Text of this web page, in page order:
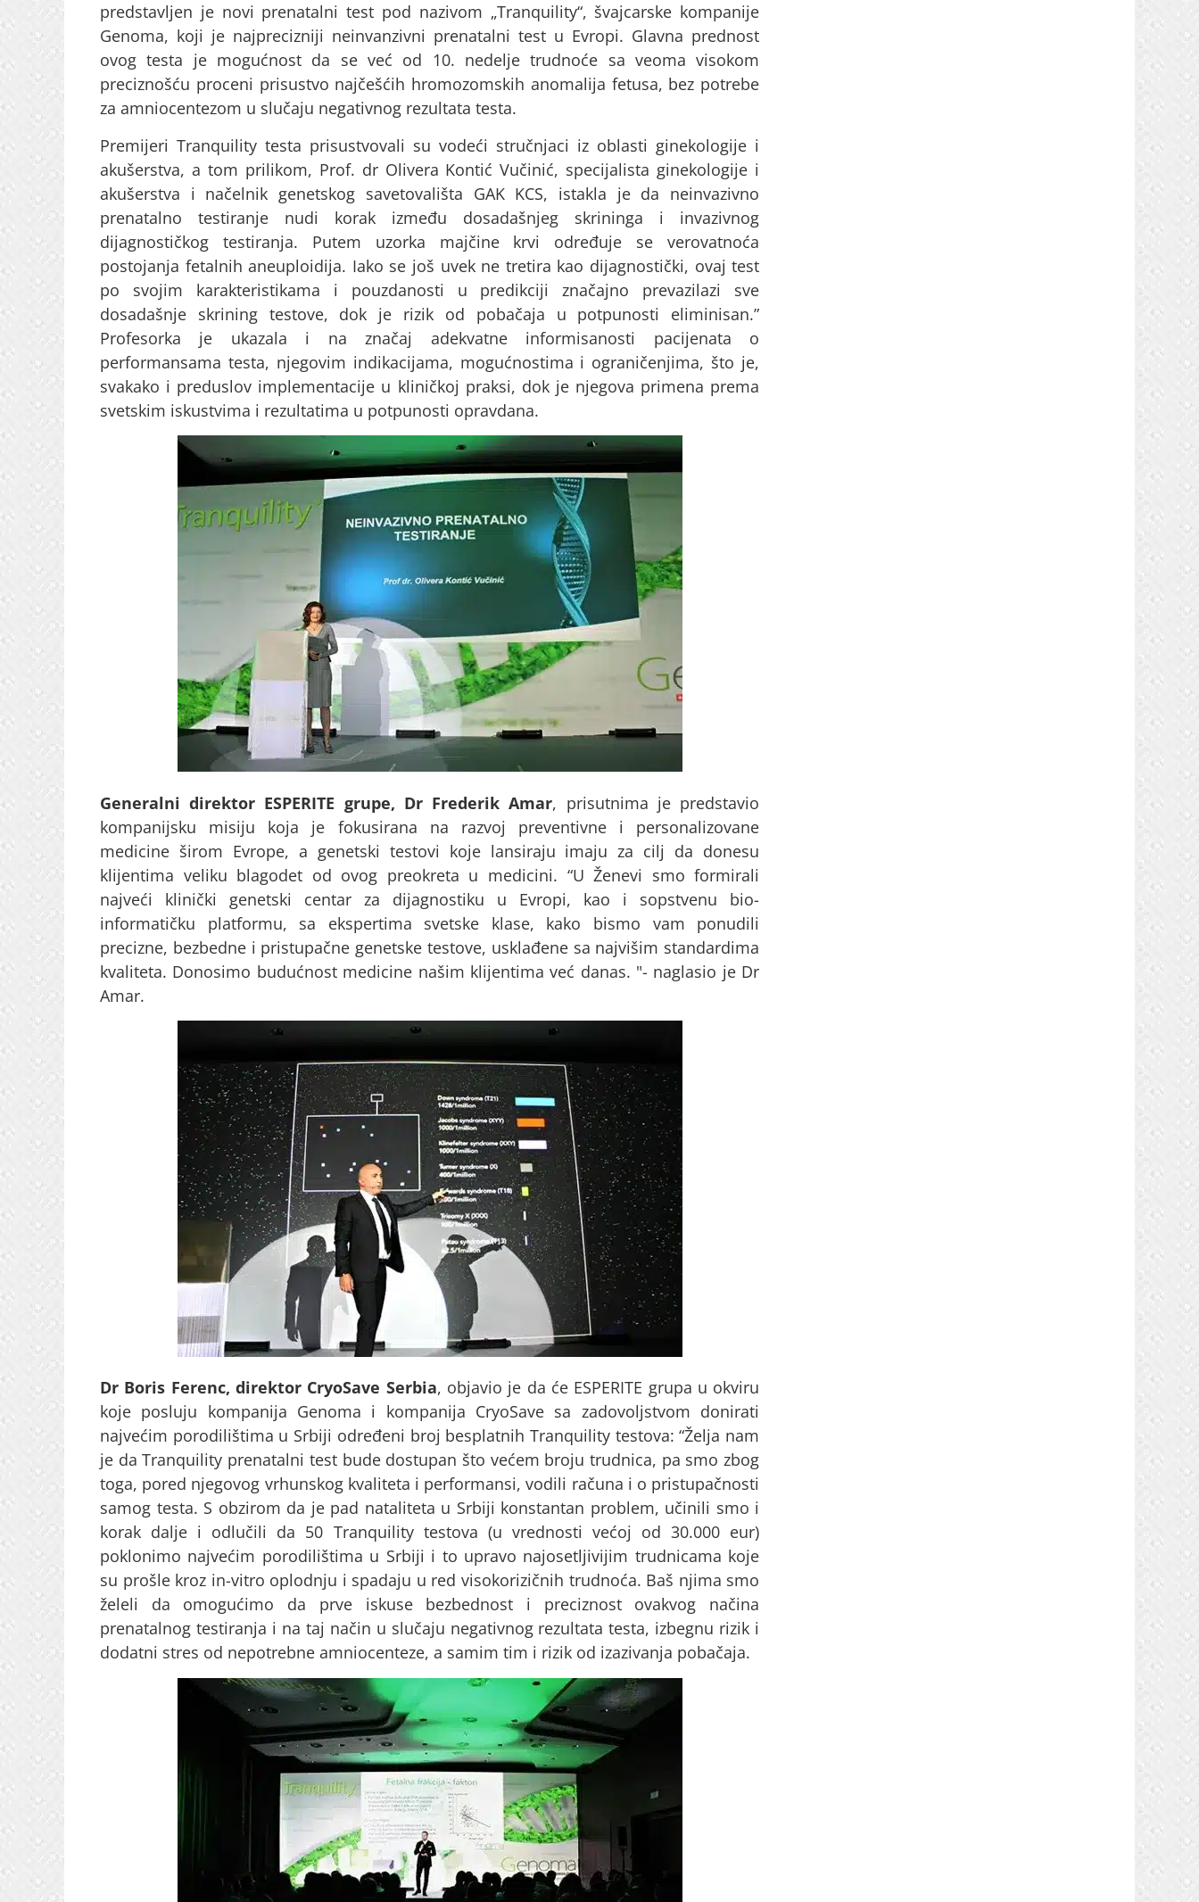
predstavljen je novi prenatalni test pod nazivom „Tranquility“, švajcarske kompanije
Genoma, koji je najprecizniji neinvanzivni prenatalni test u Evropi. Glavna prednost
ovog testa je mogućnost da se već od 10. nedelje trudnoće sa veoma visokom
preciznošću proceni prisustvo najčešćih hromozomskih anomalija fetusa, bez potrebe
za amniocentezom u slučaju negativnog rezultata testa.
Premijeri Tranquility testa prisustvovali su vodeći stručnjaci iz oblasti ginekologije i
akušerstva, a tom prilikom, Prof. dr Olivera Kontić Vučinić, specijalista ginekologije i
akušerstva i načelnik genetskog savetovališta GAK KCS, istakla je da neinvazivno
prenatalno testiranje nudi korak između dosadašnjeg skrininga i invazivnog
dijagnostičkog testiranja. Putem uzorka majčine krvi određuje se verovatnoća
postojanja fetalnih aneuploidija. Iako se još uvek ne tretira kao dijagnostički, ovaj test
po svojim karakteristikama i pouzdanosti u predikciji značajno prevazilazi sve
dosadašnje skrining testove, dok je rizik od pobačaja u potpunosti eliminisan.”
Profesorka je ukazala i na značaj adekvatne informisanosti pacijenata o
performansama testa, njegovim indikacijama, mogućnostima i ograničenjima, što je,
svakako i preduslov implementacije u kliničkoj praksi, dok je njegova primena prema
svetskim iskustvima i rezultatima u potpunosti opravdana.
Generalni direktor ESPERITE grupe, Dr Frederik Amar, prisutnima je predstavio
kompanijsku misiju koja je fokusirana na razvoj preventivne i personalizovane
medicine širom Evrope, a genetski testovi koje lansiraju imaju za cilj da donesu
klijentima veliku blagodet od ovog preokreta u medicini. “U Ženevi smo formirali
najveći klinički genetski centar za dijagnostiku u Evropi, kao i sopstvenu bio-
informatičku platformu, sa ekspertima svetske klase, kako bismo vam ponudili
precizne, bezbedne i pristupačne genetske testove, usklađene sa najvišim standardima
kvaliteta. Donosimo budućnost medicine našim klijentima već danas. "- naglasio je Dr
Amar.
Dr Boris Ferenc, direktor CryoSave Serbia, objavio je da će ESPERITE grupa u okviru
koje posluju kompanija Genoma i kompanija CryoSave sa zadovoljstvom donirati
najvećim porodilištima u Srbiji određeni broj besplatnih Tranquility testova: “Želja nam
je da Tranquility prenatalni test bude dostupan što većem broju trudnica, pa smo zbog
toga, pored njegovog vrhunskog kvaliteta i performansi, vodili računa i o pristupačnosti
samog testa. S obzirom da je pad nataliteta u Srbiji konstantan problem, učinili smo i
korak dalje i odlučili da 50 Tranquility testova (u vrednosti većoj od 30.000 eur)
poklonimo najvećim porodilištima u Srbiji i to upravo najosetljivijim trudnicama koje
su prošle kroz in-vitro oplodnju i spadaju u red visokorizičnih trudnoća. Baš njima smo
želeli da omogućimo da prve iskuse bezbednost i preciznost ovakvog načina
prenatalnog testiranja i na taj način u slučaju negativnog rezultata testa, izbegnu rizik i
dodatni stres od nepotrebne amniocenteze, a samim tim i rizik od izazivanja pobačaja.